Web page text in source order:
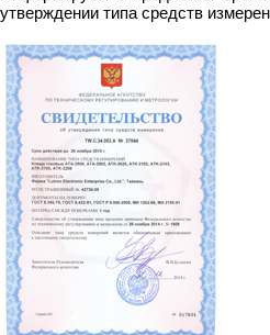
утверждении типа средств